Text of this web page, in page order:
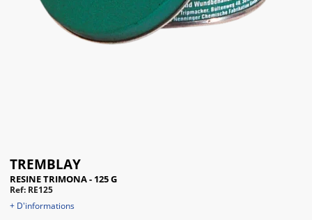
TREMBLAY
RESINE TRIMONA - 125 G
Ref: RE125
+ D'informations